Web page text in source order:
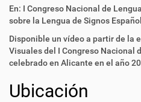
En: I Congreso Nacional de
sobre la Lengua de Signos
Disponible un vídeo a partir de la
Visuales del I Congreso Nacional
celebrado en Alicante en el año
Ubicación